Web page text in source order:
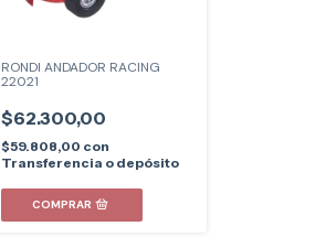
RONDI ANDADOR RACING
22021
$62.300,00
$59.808,00 con
Transferencia o depósito